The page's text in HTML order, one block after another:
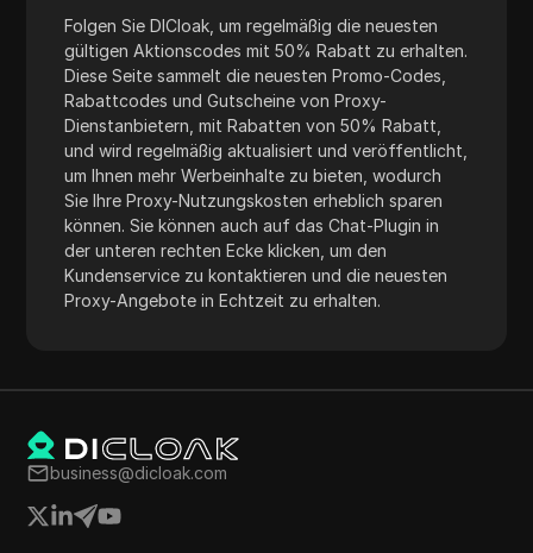
Folgen Sie DICloak, um regelmäßig die neuesten
gültigen Aktionscodes mit 50% Rabatt zu erhalten.
Diese Seite sammelt die neuesten Promo-Codes,
Rabattcodes und Gutscheine von Proxy-
Dienstanbietern, mit Rabatten von 50% Rabatt,
und wird regelmäßig aktualisiert und veröffentlicht,
um Ihnen mehr Werbeinhalte zu bieten, wodurch
Sie Ihre Proxy-Nutzungskosten erheblich sparen
können. Sie können auch auf das Chat-Plugin in
der unteren rechten Ecke klicken, um den
Kundenservice zu kontaktieren und die neuesten
Proxy-Angebote in Echtzeit zu erhalten.
business@dicloak.com